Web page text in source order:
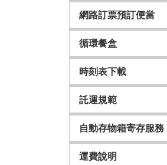
網路訂票預訂便當
循環餐盒
時刻表下載
託運規範
自動存物箱寄存服務
運費說明